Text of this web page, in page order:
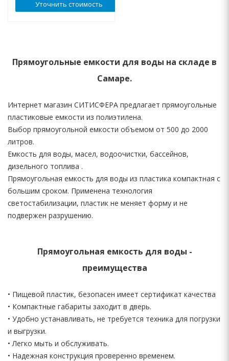
Уточнить стоимость
Прямоугольные емкости для воды на складе в
Самаре.
Интернет магазин СИТИСФЕРА предлагает прямоугольные
пластиковые емкости из полиэтилена.
Выбор прямоугольной емкости объемом от 500 до 2000
литров.
Емкость для воды, масел, водоочистки, бассейнов,
дизельного топлива .
Прямоугольная емкость для воды из пластика компактная с
большим сроком. Применена технология
светостабилизации, пластик не меняет форму и не
подвержен разрушению.
Прямоугольная емкость для воды -
преимущества
• Пищевой пластик, безопасен имеет сертификат качества
• Компактные габариты заходит в дверь.
• Удобно устанавливать, не требуется техника для погрузки
и выгрузки.
• Легко мыть и обслуживать.
• Надежная конструкция проверенно временем.